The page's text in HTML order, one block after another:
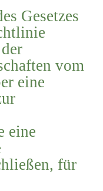
Gesetzes
vom
eine
eine
für